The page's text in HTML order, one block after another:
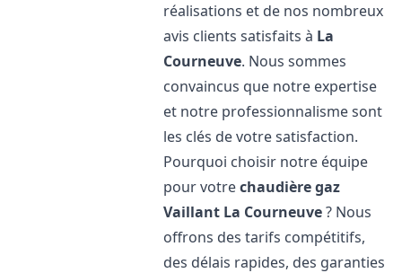
réalisations et de nos nombreux
avis clients satisfaits à La
Courneuve. Nous sommes
convaincus que notre expertise
et notre professionnalisme sont
les clés de votre satisfaction.
Pourquoi choisir notre équipe
pour votrechaudière gaz
Vaillant La Courneuve? Nous
offrons des tarifs compétitifs,
des délais rapides, des garanties